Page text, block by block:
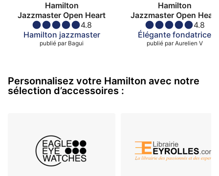
Hamilton
Jazzmaster Open Heart
4.8
Hamilton jazzmaster
publié par Bagui
Hamilton
Jazzmaster Open Heart
4.8
Élégante fondatrice
publié par Aurelien V
Personnalisez votre Hamilton avec notre
sélection d’accessoires :